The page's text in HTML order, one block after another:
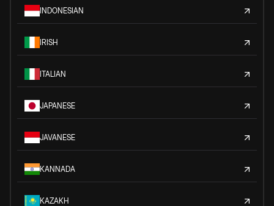
INDONESIAN
IRISH
ITALIAN
JAPANESE
JAVANESE
KANNADA
KAZAKH